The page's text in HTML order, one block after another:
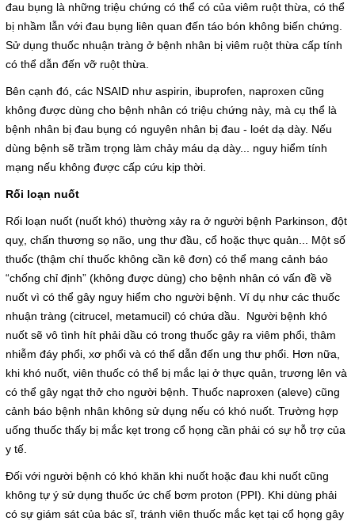
đau bụng là những triệu chứng có thể có của viêm ruột thừa, có thể
bị nhầm lẫn với đau bụng liên quan đến táo bón không biến chứng.
Sử dụng thuốc nhuận tràng ở bệnh nhân bị viêm ruột thừa cấp tính
có thể dẫn đến vỡ ruột thừa.
Bên cạnh đó, các NSAID như aspirin, ibuprofen, naproxen cũng
không được dùng cho bệnh nhân có triệu chứng này, mà cụ thể là
bệnh nhân bị đau bụng có nguyên nhân bị đau - loét dạ dày. Nếu
dùng bệnh sẽ trầm trọng làm chảy máu dạ dày... nguy hiểm tính
mạng nếu không được cấp cứu kịp thời.
Rối loạn nuốt
Rối loạn nuốt (nuốt khó) thường xảy ra ở người bệnh Parkinson, đột
quỵ, chấn thương sọ não, ung thư đầu, cổ hoặc thực quản... Một số
thuốc (thậm chí thuốc không cần kê đơn) có thể mang cảnh báo
“chống chỉ định” (không được dùng) cho bệnh nhân có vấn đề về
nuốt vì có thể gây nguy hiểm cho người bệnh. Ví dụ như các thuốc
nhuận tràng (citrucel, metamucil) có chứa dầu. Người bệnh khó
nuốt sẽ vô tình hít phải dầu có trong thuốc gây ra viêm phổi, thâm
nhiễm đáy phổi, xơ phổi và có thể dẫn đến ung thư phổi. Hơn nữa,
khi khó nuốt, viên thuốc có thể bị mắc lại ở thực quản, trương lên và
có thể gây ngạt thở cho người bệnh. Thuốc naproxen (aleve) cũng
cảnh báo bệnh nhân không sử dụng nếu có khó nuốt. Trường hợp
uống thuốc thấy bị mắc kẹt trong cổ họng cần phải có sự hỗ trợ của
y tế.
Đối với người bệnh có khó khăn khi nuốt hoặc đau khi nuốt cũng
không tự ý sử dụng thuốc ức chế bơm proton (PPI). Khi dùng phải
có sự giám sát của bác sĩ, tránh viên thuốc mắc kẹt tại cổ họng gây
Hoạt động đoàn thể
Hướng dẫn bệnh nhân
Sơ đồ bệnh viện
Chuyên khoa
Thư viện
Đào tạo - Nghiên cứu KH
Lịch làm việc
Thư giãn
Chỉ số bệnh viện
Đóng